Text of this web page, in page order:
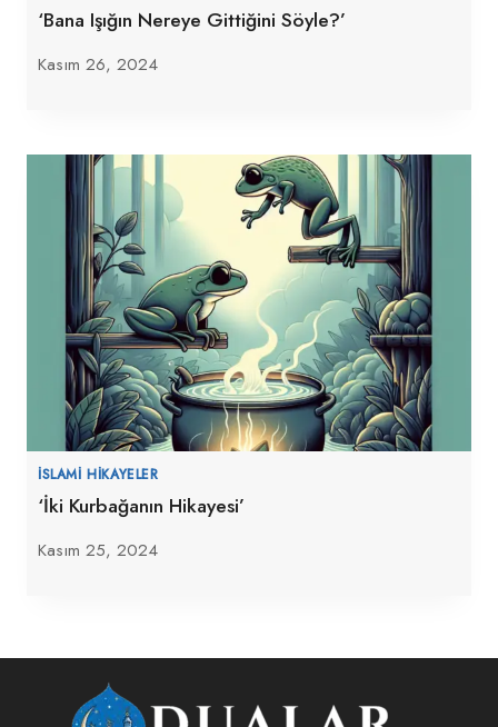
‘Bana Işığın Nereye Gittiğini Söyle?’
Kasım 26, 2024
İSLAMI HIKAYELER
‘İki Kurbağanın Hikayesi’
Kasım 25, 2024